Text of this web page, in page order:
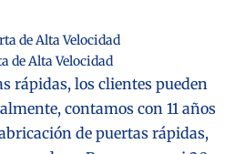
de Alta Velocidad
rápidas, los clientes pueden
contamos con 11 años
de puertas rápidas,